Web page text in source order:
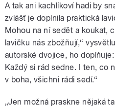
A tak ani kachlíkoví hadi by
zvlášť je doplnila praktická
Mohou na ní sedět a koukat,
lavičku nás zbožňují,“
autorské dvojice, ho
Každý si rád sedne. I ten, co
v boha, všichni rádi sedí.“
„Jen možná praskne nějaká